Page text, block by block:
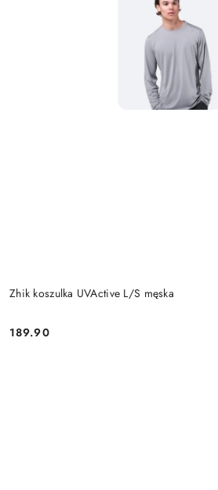
Zhik koszulka UVActive L/S męska
Cena:
189.90